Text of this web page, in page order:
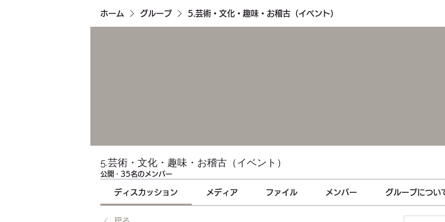
ホーム グループ 5.芸術・文化・趣味・お稽古（イベント）
5.芸術・文化・趣味・お稽古（イベント）
公開 · 35名のメンバー
ディスカッション メディア ファイル メンバー グループについ